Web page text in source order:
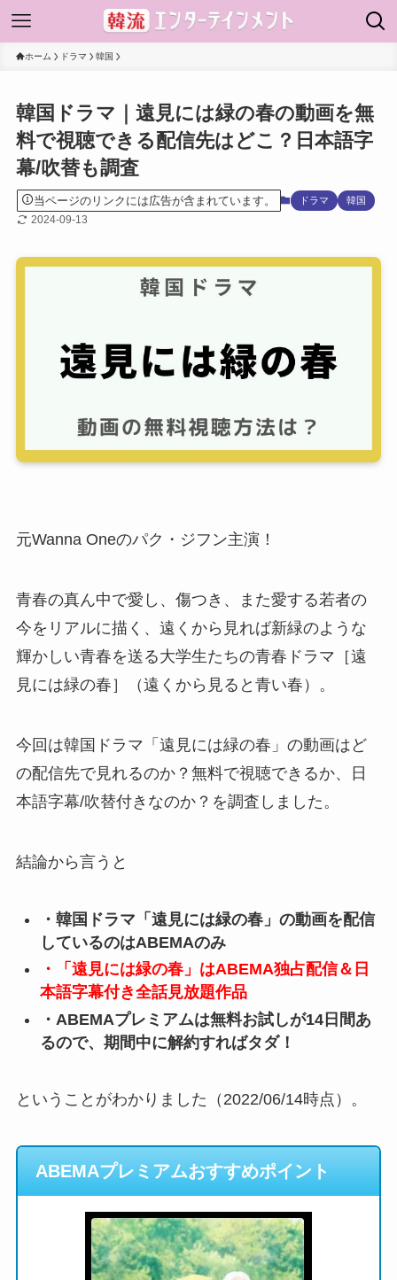
ホーム ドラマ 韓国
韓国ドラマ｜遠見には緑の春の動画を無
料で視聴できる配信先はどこ？日本語字
幕/吹替も調査
当ページのリンクには広告が含まれています。 ドラマ 韓国
2024-09-13
元Wanna Oneのパク・ジフン主演！
青春の真ん中で愛し、傷つき、また愛する若者の
今をリアルに描く、遠くから見れば新緑のような
輝かしい青春を送る大学生たちの青春ドラマ［遠
見には緑の春］（遠くから見ると青い春）。
今回は韓国ドラマ「遠見には緑の春」の動画はど
の配信先で見れるのか？無料で視聴できるか、日
本語字幕/吹替付きなのか？を調査しました。
結論から言うと
・韓国ドラマ「遠見には緑の春」の動画を配信
しているのはABEMAのみ
・「遠見には緑の春」はABEMA独占配信＆日
本語字幕付き全話見放題作品
・ABEMAプレミアムは無料お試しが14日間あ
るので、期間中に解約すればタダ！
ということがわかりました（2022/06/14時点）。
ABEMAプレミアムおすすめポイント